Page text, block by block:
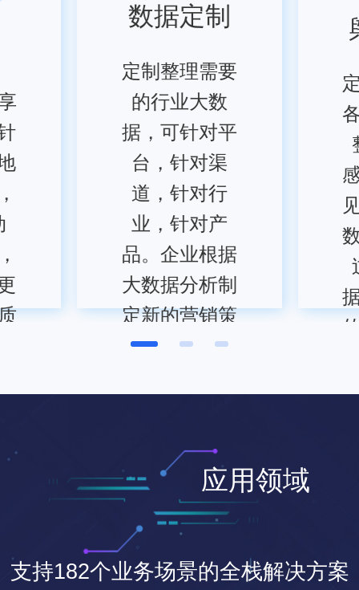
数据定制
定制整理需要
的行业大数
据，可针对平
台，针对渠
道，针对行
业，针对产
品。企业根据
大数据分析制
定新的营销策
略，提升KPI
应用领域
支持182个业务场景的全栈解决方案